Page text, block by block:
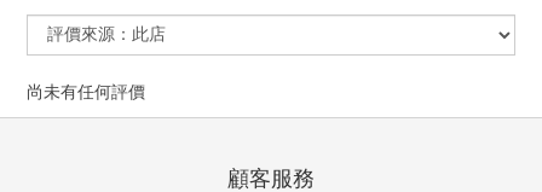
尚未有任何評價
顧客服務